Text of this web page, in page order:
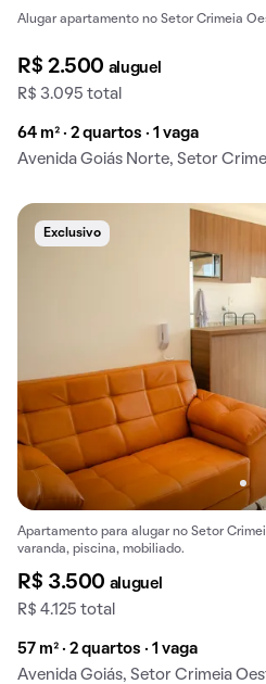
Alugar apartamento no Setor Crimeia
R$ 2.500 aluguel
R$ 3.095 total
64 m² · 2 quartos · 1 vaga
Avenida Goiás Norte, Setor
Exclusivo
Apartamento para alugar no Setor
varanda, piscina, mobiliado.
R$ 3.500 aluguel
R$ 4.125 total
57 m² · 2 quartos · 1 vaga
Avenida Goiás, Setor Crimeia